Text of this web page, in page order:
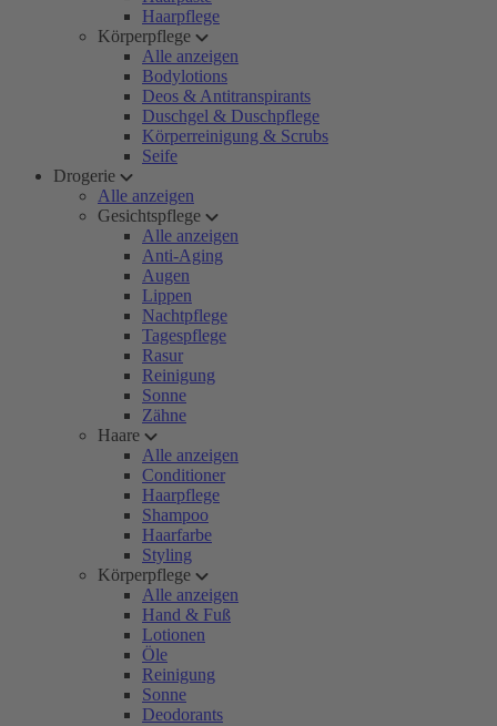
Haarpflege
Körperpflege
Alle anzeigen
Bodylotions
Deos & Antitranspirants
Duschgel & Duschpflege
Körperreinigung & Scrubs
Seife
Drogerie
Alle anzeigen
Gesichtspflege
Alle anzeigen
Anti-Aging
Augen
Lippen
Nachtpflege
Tagespflege
Rasur
Reinigung
Sonne
Zähne
Haare
Alle anzeigen
Conditioner
Haarpflege
Shampoo
Haarfarbe
Styling
Körperpflege
Alle anzeigen
Hand & Fuß
Lotionen
Öle
Reinigung
Sonne
Deodorants